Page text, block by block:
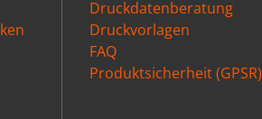
Druckdatenberatung
Druckvorlagen
FAQ
Produktsicherheit (GPSR)